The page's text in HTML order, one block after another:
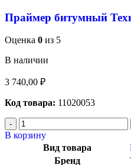
Праймер битумный
Оценка 0 из 5
В наличии
3 740,00 ₽
Код товара: 11020053
В корзину
Вид товара
Бренд